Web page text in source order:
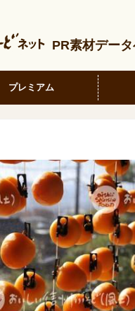
PR素材デー
プレミアム